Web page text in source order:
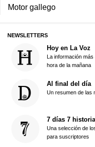
Motor gallego
NEWSLETTERS
Hoy en La Voz
La información
hora de la mañana
Al final del día
Un resumen de las
7 días 7
Una selección de
para suscriptores